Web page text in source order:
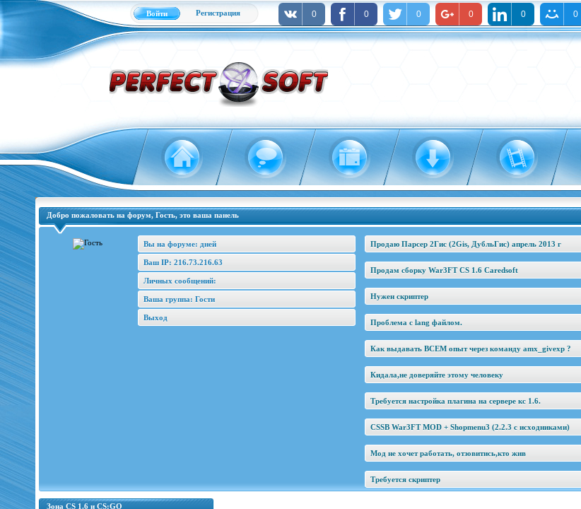
Войти Регистрация
Добро пожаловать на форум, Гость, это ваша панель
Вы на форуме: дней
Ваш IP: 216.73.216.63
Личных сообщений:
Ваша группа: Гости
Выход
Продаю Парсер 2Гис (2Gis, ДубльГис) апрель 2013 г
Продам сборку War3FT CS 1.6 Caredsoft
Нужен скриптер
Проблема с lang файлом.
Как выдавать ВСЕМ опыт через команду amx_givexp ?
Кидала,не доверяйте этому человеку
Требуется настройка плагина на сервере кс 1.6.
CSSB War3FT MOD + Shopmenu3 (2.2.3 c исходниками)
Мод не хочет работать, отзовитись,кто жив
Требуется скриптер
Зона CS 1.6 и CS:GO
0 0 0 0 0 0